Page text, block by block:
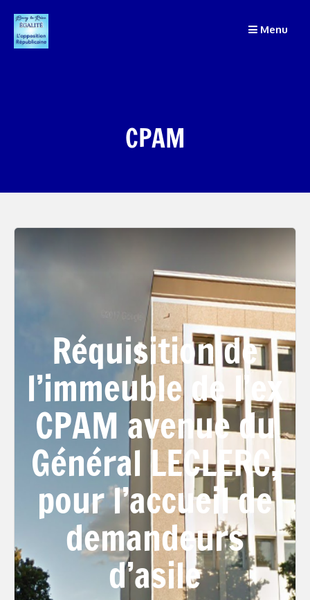
contenu
Menu
CPAM
Réquisition de
l’immeuble de l’ex
CPAM avenue du
Général LECLERC,
pour l’accueil de
demandeurs
d’asile